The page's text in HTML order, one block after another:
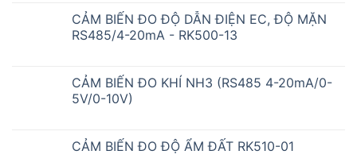
CẢM BIẾN ĐO ĐỘ DẪN ĐIỆN EC, ĐỘ MẶN
RS485/4-20mA - RK500-13
CẢM BIẾN ĐO KHÍ NH3 (RS485 4-20mA/0-
5V/0-10V)
CẢM BIẾN ĐO ĐỘ ẨM ĐẤT RK510-01